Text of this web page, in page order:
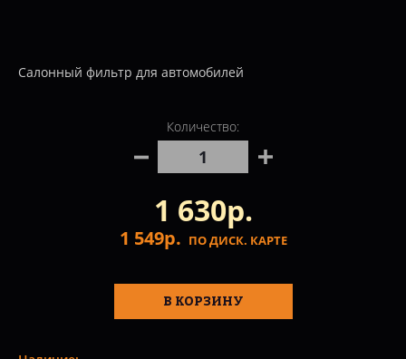
Салонный фильтр для автомобилей
Количество:
1 630р.
1 549р. ПО ДИСК. КАРТЕ
В КОРЗИНУ